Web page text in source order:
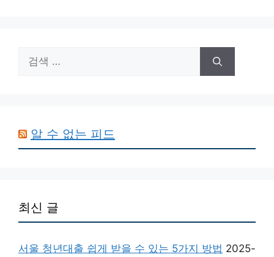
색:
알 수 없는 피드
최신 글
서울 청년대출 쉽게 받을 수 있는 5가지 방법 2025-